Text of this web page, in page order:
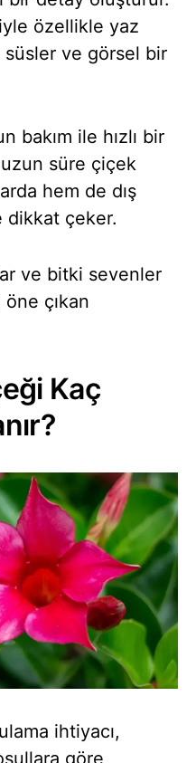
özellikle yaz
süsler ve görsel bir
bakım ile hızlı bir
süre çiçek
hem de dış
dikkat çeker.
ve bitki sevenler
çıkan
Kaç
ihtiyacı,
göre